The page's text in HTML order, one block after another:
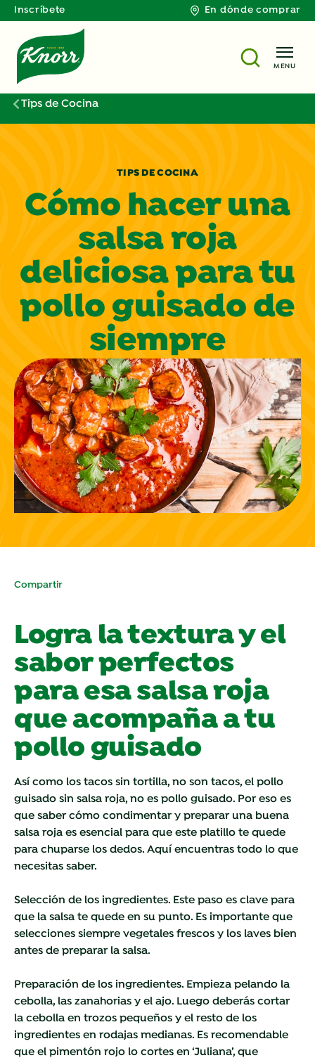
Inscríbete En dónde comprar
MENU
Tips de Cocina
TIPS DE COCINA
Cómo hacer una
salsa roja
deliciosa para tu
pollo guisado de
siempre
Compartir
Logra la textura y el
sabor perfectos
para esa salsa roja
que acompaña a tu
pollo guisado
Así como los tacos sin tortilla, no son tacos, el pollo
guisado sin salsa roja, no es pollo guisado. Por eso es
que saber cómo condimentar y preparar una buena
salsa roja es esencial para que este platillo te quede
para chuparse los dedos. Aquí encuentras todo lo que
necesitas saber.
Selección de los ingredientes. Este paso es clave para
que la salsa te quede en su punto. Es importante que
selecciones siempre vegetales frescos y los laves bien
antes de preparar la salsa.
Preparación de los ingredientes. Empieza pelando la
cebolla, las zanahorias y el ajo. Luego deberás cortar
la cebolla en trozos pequeños y el resto de los
ingredientes en rodajas medianas. Es recomendable
que el pimentón rojo lo cortes en ‘Juliana’, que